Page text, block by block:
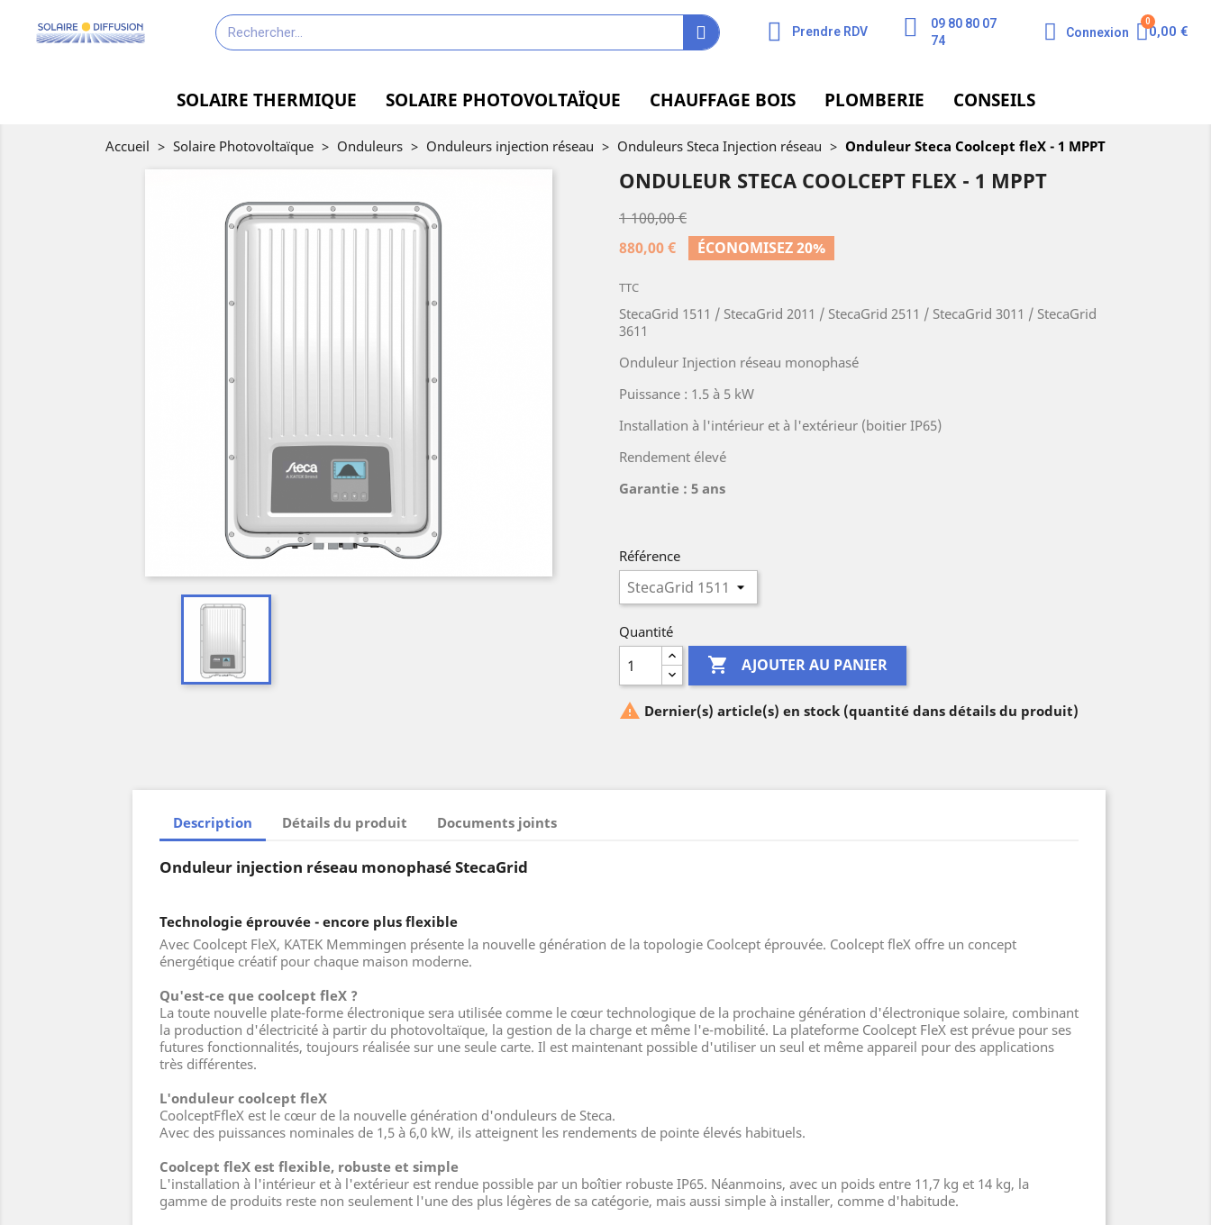
Prendre RDV
09 80 80 07
74
Connexion 0,00 €
SOLAIRE THERMIQUE SOLAIRE PHOTOVOLTAÏQUE CHAUFFAGE BOIS PLOMBERIE CONSEILS
Accueil > Solaire Photovoltaïque > Onduleurs > Onduleurs injection réseau > Onduleurs Steca Injection réseau > Onduleur Steca Coolcept fleX - 1 MPPT
ONDULEUR STECA COOLCEPT FLEX - 1 MPPT
1 100,00 €
880,00 €
ÉCONOMISEZ 20%
TTC
StecaGrid 1511 / StecaGrid 2011 / StecaGrid 2511 / StecaGrid 3011 / StecaGrid
3611
Onduleur Injection réseau monophasé
Puissance : 1.5 à 5 kW
Installation à l'intérieur et à l'extérieur (boitier IP65)
Rendement élevé
Garantie : 5 ans
Référence
Quantité
 AJOUTER AU PANIER
 Dernier(s) article(s) en stock (quantité dans détails du produit)
Description Détails du produit Documents joints
Onduleur injection réseau monophasé StecaGrid
Technologie éprouvée - encore plus flexible
Avec Coolcept FleX, KATEK Memmingen présente la nouvelle génération de la topologie Coolcept éprouvée. Coolcept fleX offre un concept
énergétique créatif pour chaque maison moderne.
Qu'est-ce que coolcept fleX ?
La toute nouvelle plate-forme électronique sera utilisée comme le cœur technologique de la prochaine génération d'électronique solaire, combinant
la production d'électricité à partir du photovoltaïque, la gestion de la charge et même l'e-mobilité. La plateforme Coolcept FleX est prévue pour ses
futures fonctionnalités, toujours réalisée sur une seule carte. Il est maintenant possible d'utiliser un seul et même appareil pour des applications
très différentes.
L'onduleur coolcept fleX
CoolceptFfleX est le cœur de la nouvelle génération d'onduleurs de Steca.
Avec des puissances nominales de 1,5 à 6,0 kW, ils atteignent les rendements de pointe élevés habituels.
Coolcept fleX est flexible, robuste et simple
L'installation à l'intérieur et à l'extérieur est rendue possible par un boîtier robuste IP65. Néanmoins, avec un poids entre 11,7 kg et 14 kg, la
gamme de produits reste non seulement l'une des plus légères de sa catégorie, mais aussi simple à installer, comme d'habitude.